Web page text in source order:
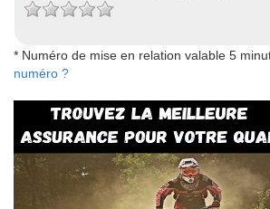
* Numéro de mise en relation valable 5
numéro ?